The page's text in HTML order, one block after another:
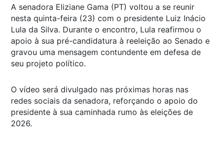
A senadora Eliziane Gama (PT) voltou a se reunir
nesta quinta-feira (23) com o presidente Luiz Inácio
Lula da Silva. Durante o encontro, Lula reafirmou o
apoio à sua pré-candidatura à reeleição ao Senado e
gravou uma mensagem contundente em defesa de
seu projeto político.
O vídeo será divulgado nas próximas horas nas
redes sociais da senadora, reforçando o apoio do
presidente à sua caminhada rumo às eleições de
2026.